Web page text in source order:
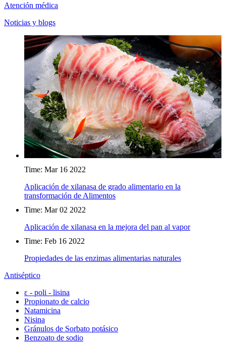
Atención médica
Noticias y blogs
Time: Mar 16 2022
Aplicación de xilanasa de grado alimentario en la
transformación de Alimentos
Time: Mar 02 2022
Aplicación de xilanasa en la mejora del pan al vapor
Time: Feb 16 2022
Propiedades de las enzimas alimentarias naturales
Antiséptico
ε - poli - lisina
Propionato de calcio
Natamicina
Nisina
Gránulos de Sorbato potásico
Benzoato de sodio